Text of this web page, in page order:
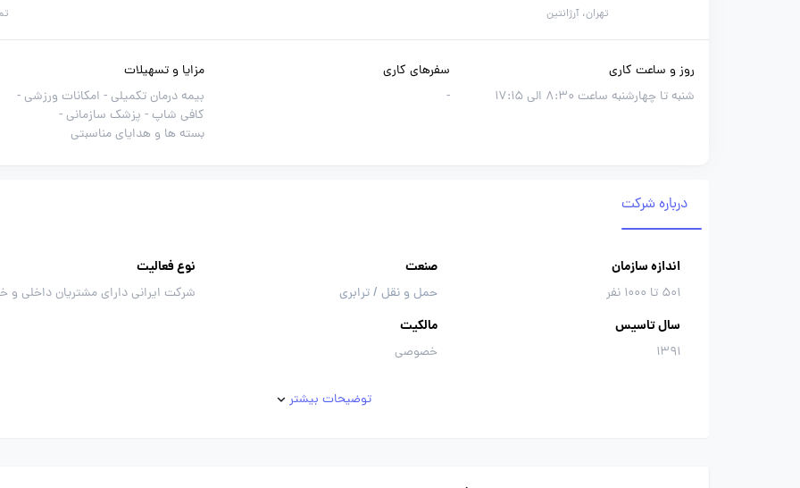
تهران، آرژانتین
روز و ساعت کاری
شنبه تا چهارشنبه ساعت 8:30 الی 17:15
سفرهای کاری
-
مزایا و تسهیلات
بیمه درمان تکمیلی - امکانات ورزشی -
کافی شاپ - پزشک سازمانی -
بسته ها و هدایای مناسبتی
درباره شرکت
اندازه سازمان
501 تا 1000 نفر
صنعت
حمل و نقل / ترابری
نوع فعالیت
شرکت ایرانی دارای مشتریان داخلی و
سال تاسیس
1391
مالکیت
خصوصی
توضیحات بیشتر